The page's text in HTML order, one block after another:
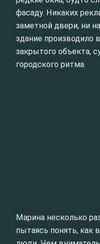
фасаду. Никаких
заметной двери, ни
здание производило
закрытого объекта,
городского ритма.
Марина несколько
пытаясь понять, как